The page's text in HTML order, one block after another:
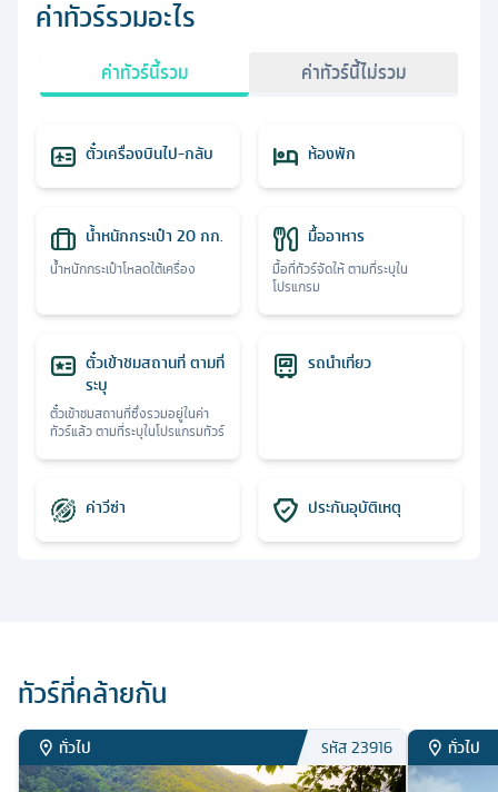
ค่าทัวร์รวมอะไร
ค่าทัวร์นี้รวม ค่าทัวร์นี้ไม่รวม
ตั๋วเครื่องบินไป-กลับ ห้องพัก
น้ำหนักกระเป๋า 20 กก.
น้ำหนักกระเป๋าโหลดใต้เครื่อง
มื้ออาหาร
มื้อที่ทัวร์จัดให้ ตามที่ระบุใน
โปรแกรม
ตั๋วเข้าชมสถานที่ ตามที่
ระบุ
ตั๋วเข้าชมสถานที่ซึ่งรวมอยู่ในค่า
ทัวร์แล้ว ตามที่ระบุในโปรแกรมทัวร์
รถนำเที่ยว
ค่าวีซ่า ประกันอุบัติเหตุ
ทัวร์ที่คล้ายกัน
ทั่วไป รหัส23916 ทั่วไป